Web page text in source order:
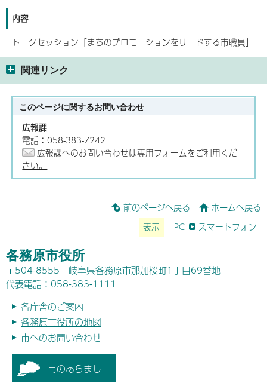
内容
トークセッション「まちのプロモーションをリードする市職員」
関連リンク
このページに関するお問い合わせ
広報課
電話：058-383-7242
広報課へのお問い合わせは専用フォームをご利用くだ
さい。
前のページへ戻る ホームへ戻る
表示 PC スマートフォン
各務原市役所
〒504-8555 岐阜県各務原市那加桜町1丁目69番地
代表電話：058-383-1111
各庁舎のご案内
各務原市役所の地図
市へのお問い合わせ
市のあらまし